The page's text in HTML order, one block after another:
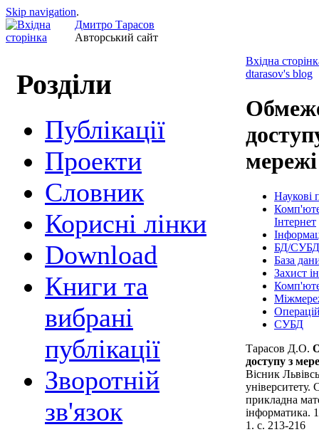
Skip navigation.
Дмитро Тарасов
Авторський сайт
Розділи
Публікації
Проекти
Cловник
Корисні лінки
Download
Книги та
вибрані
публікації
Зворотній
зв'язок
Вхідна
dtarasov's blog
Наукові
Інтернет
БД/СУБД
База
Захист
СУБД
Тарасов Д.О.
доступу з
Вісник
університету.
прикладна
інформатика.
1. с. 213-216